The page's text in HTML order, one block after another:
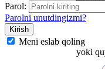
Parol:
Parolni unutdingizmi?
Meni eslab qoling
yoki